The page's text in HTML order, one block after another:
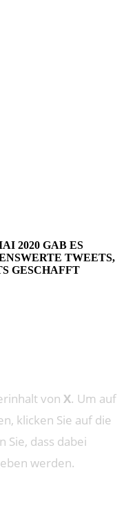
2020 GAB ES
TWEETS,
GESCHAFFT
von X. Um auf
klicken Sie auf die
Sie, dass dabei
werden.